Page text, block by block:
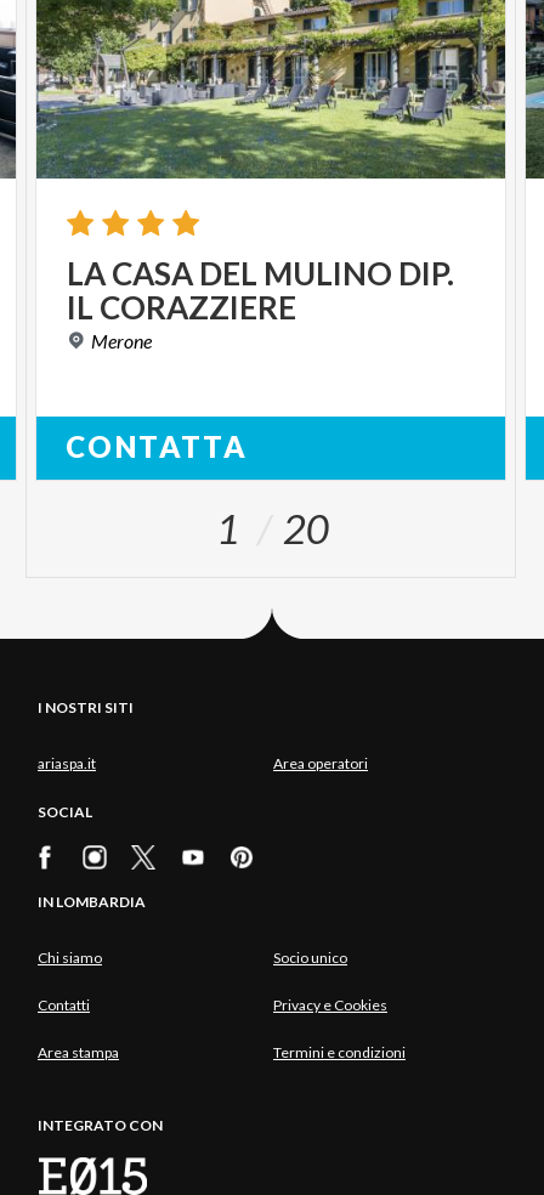
LACASA DEL MULINO DIP.
IL CORAZZIERE
Merone
CONTATTA
1 20
I NOSTRI SITI
ariaspa.it Area operatori
SOCIAL
IN LOMBARDIA
Chi siamo Socio unico
Contatti Privacy e Cookies
Area stampa Termini e condizioni
INTEGRATO CON